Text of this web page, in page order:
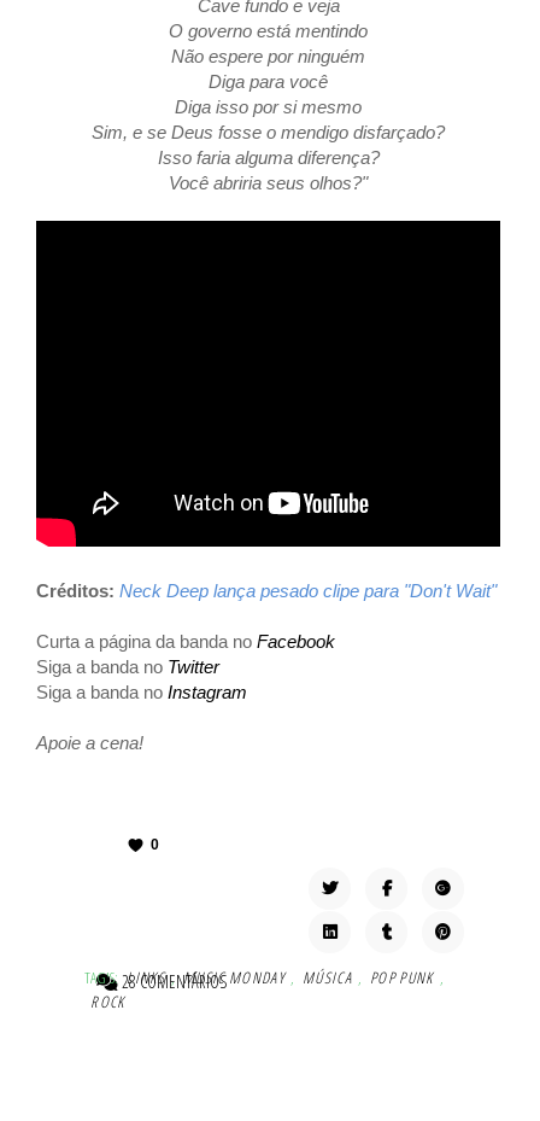
Cave fundo e veja
O governo está mentindo
Não espere por ninguém
Diga para você
Diga isso por si mesmo
Sim, e se Deus fosse o mendigo disfarçado?
Isso faria alguma diferença?
Você abriria seus olhos?"
Créditos:Neck Deep lança pesado clipe para "Don't Wait"
Curta a página da banda no Facebook
Siga a banda no Twitter
Siga a banda noInstagram
Apoie a cena!
28 COMENTÁRIOS
0
TAG'S: LINKS , MUSIC MONDAY , MÚSICA , POP PUNK ,
ROCK